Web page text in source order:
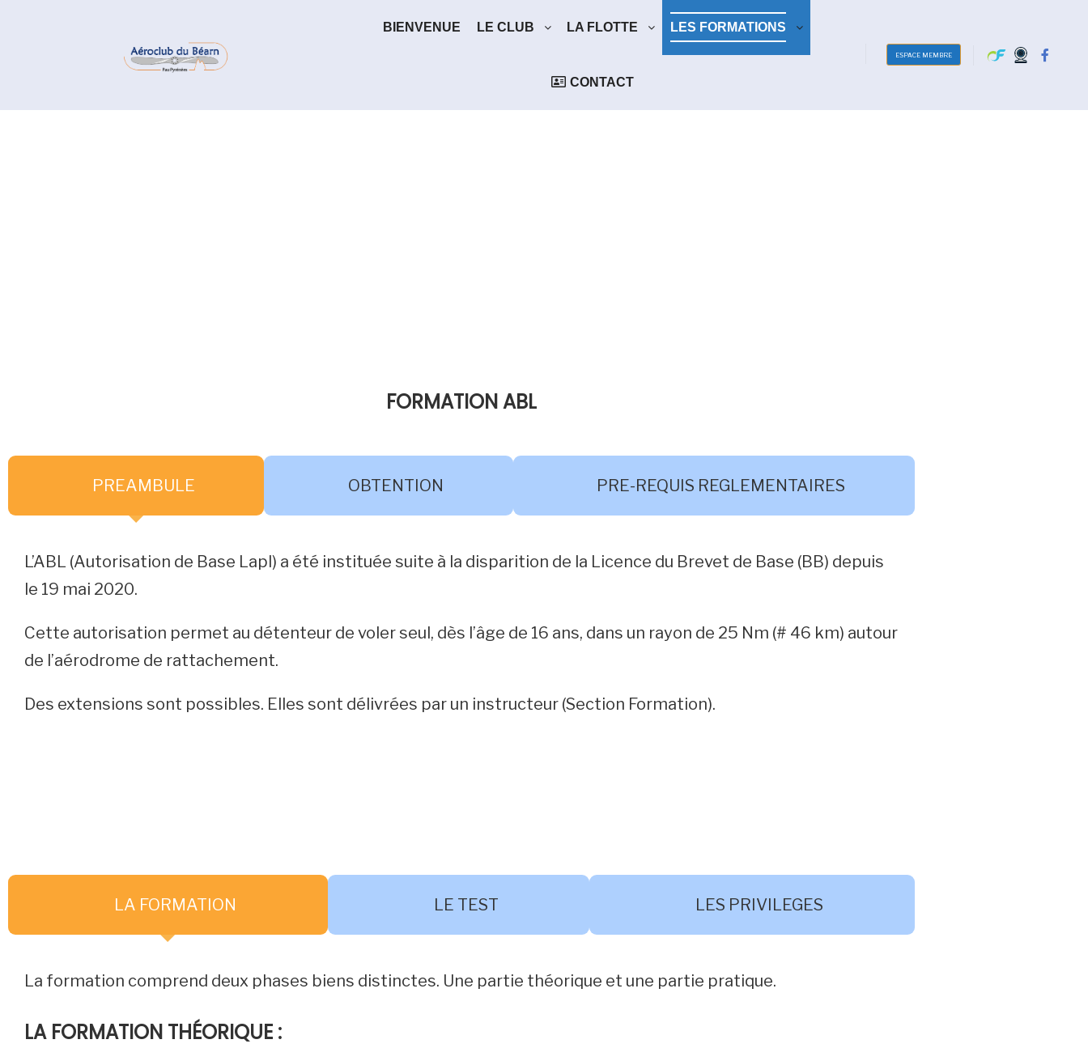
BIENVENUE LE CLUB LA FLOTTE LES FORMATIONS
CONTACT
ESPACE MEMBRE
FORMATION ABL
PREAMBULE OBTENTION PRE-REQUIS REGLEMENTAIRES
L’ABL (Autorisation de Base Lapl) a été instituée suite à la disparition de la Licence du Brevet de Base (BB) depuis
le 19 mai 2020.
Cette autorisation permet au détenteur de voler seul, dès l’âge de 16 ans, dans un rayon de 25 Nm (# 46 km) autour
de l’aérodrome de rattachement.
Des extensions sont possibles. Elles sont délivrées par un instructeur (Section Formation).
LA FORMATION LE TEST LES PRIVILEGES
La formation comprend deux phases biens distinctes. Une partie théorique et une partie pratique.
LA FORMATION THÉORIQUE :